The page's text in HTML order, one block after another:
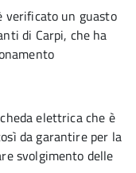
verificato un guasto
di Carpi, che ha
elettrica che è
da garantire per la
svolgimento delle